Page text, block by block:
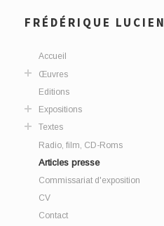
FRÉDÉRIQUE LUCIEN
Accueil
Œuvres
Editions
Expositions
Textes
Radio, film, CD-Roms
Articles presse
Commissariat d'exposition
CV
Contact